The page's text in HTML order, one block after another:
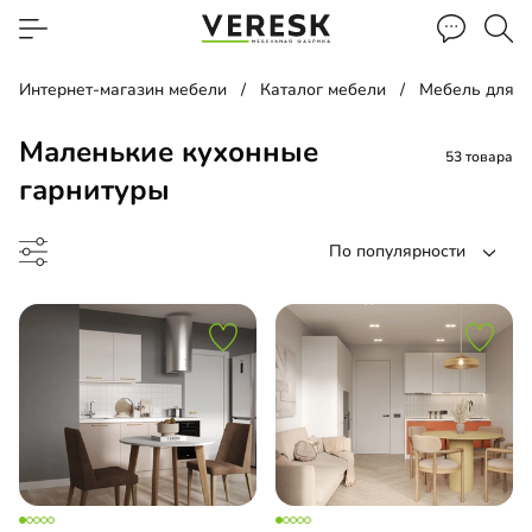
Интернет-магазин мебели Каталог мебели Мебель для
Маленькие кухонные
гарнитуры
53 товара
По популярности
до